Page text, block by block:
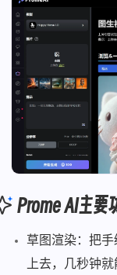
Prome AI主要
草图渲染：把
上去，几秒钟